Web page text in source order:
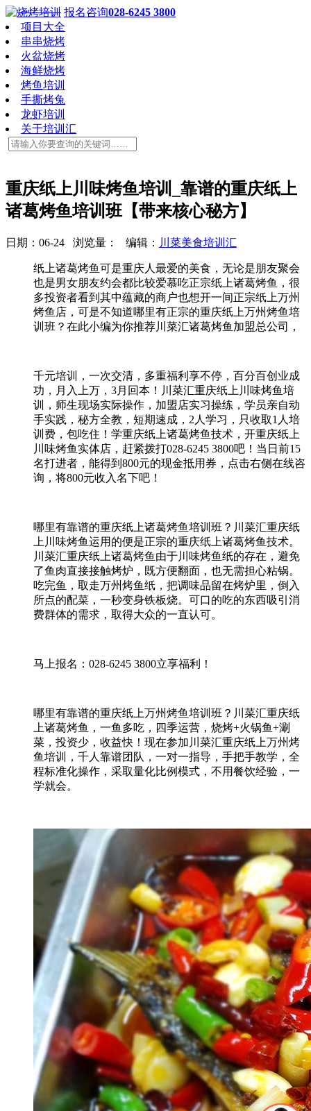
报名咨询028-6245 3800
项目大全
串串烧烤
火盆烧烤
海鲜烧烤
烤鱼培训
手撕烤兔
龙虾培训
关于培训汇
重庆纸上川味烤鱼培训_靠谱的重庆纸上
诸葛烤鱼培训班【带来核心秘方】
日期：06-24 浏览量： 编辑： 川菜美食培训汇
纸上诸葛烤鱼可是重庆人最爱的美食，无论是朋友聚会
也是男女朋友约会都比较爱慕吃正宗纸上诸葛烤鱼，很
多投资者看到其中蕴藏的商户也想开一间正宗纸上万州
烤鱼店，可是不知道哪里有正宗的重庆纸上万州烤鱼培
训班？在此小编为你推荐川菜汇诸葛烤鱼加盟总公司，
千元培训，一次交清，多重福利享不停，百分百创业成
功，月入上万，3月回本！川菜汇重庆纸上川味烤鱼培
训，师生现场实际操作，加盟店实习操练，学员亲自动
手实践，秘方全教，短期速成，2人学习，只收取1人培
训费，包吃住！学重庆纸上诸葛烤鱼技术，开重庆纸上
川味烤鱼实体店，赶紧拨打028-6245 3800吧！当日前15
名打进者，能得到800元的现金抵用券，点击右侧在线咨
询，将800元收入名下吧！
哪里有靠谱的重庆纸上诸葛烤鱼培训班？川菜汇重庆纸
上川味烤鱼运用的便是正宗的重庆纸上诸葛烤鱼技术。
川菜汇重庆纸上诸葛烤鱼由于川味烤鱼纸的存在，避免
了鱼肉直接接触烤炉，既方便翻面，也无需担心粘锅。
吃完鱼，取走万州烤鱼纸，把调味品留在烤炉里，倒入
所点的配菜，一秒变身铁板烧。可口的吃的东西吸引消
费群体的需求，取得大众的一直认可。
马上报名：028-6245 3800立享福利！
哪里有靠谱的重庆纸上万州烤鱼培训班？川菜汇重庆纸
上诸葛烤鱼，一鱼多吃，四季运营，烧烤+火锅鱼+涮
菜，投资少，收益快！现在参加川菜汇重庆纸上万州烤
鱼培训，千人靠谱团队，一对一指导，手把手教学，全
程标准化操作，采取量化比例模式，不用餐饮经验，一
学就会。